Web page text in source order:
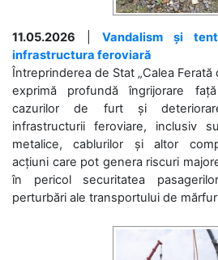
11.05.2026
Vandalism și
infrastructura feroviară
Întreprinderea de Stat „Calea Ferată
exprimă profundă îngrijorare
cazurilor de furt și
infrastructurii feroviare, inclusiv
metalice, cablurilor și altor
acțiuni care pot genera riscuri
în pericol securitatea
perturbări ale transportului de